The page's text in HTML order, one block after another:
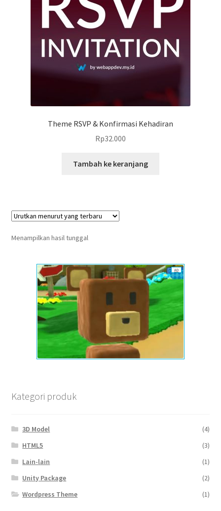
My account
Theme RSVP & Konfirmasi Kehadiran
Rp32.000
Tambah ke keranjang
Menampilkan hasil tunggal
AD
Kategori produk
3D Model
(4)
HTML5
(3)
Lain-lain
(1)
Unity Package
(2)
Wordpress Theme
(1)